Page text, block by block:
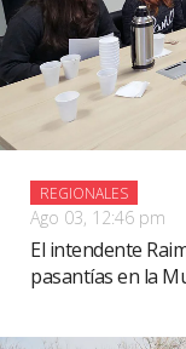
REGIONALES
Ago 03, 12:46 pm
El intendente
pasantías en la